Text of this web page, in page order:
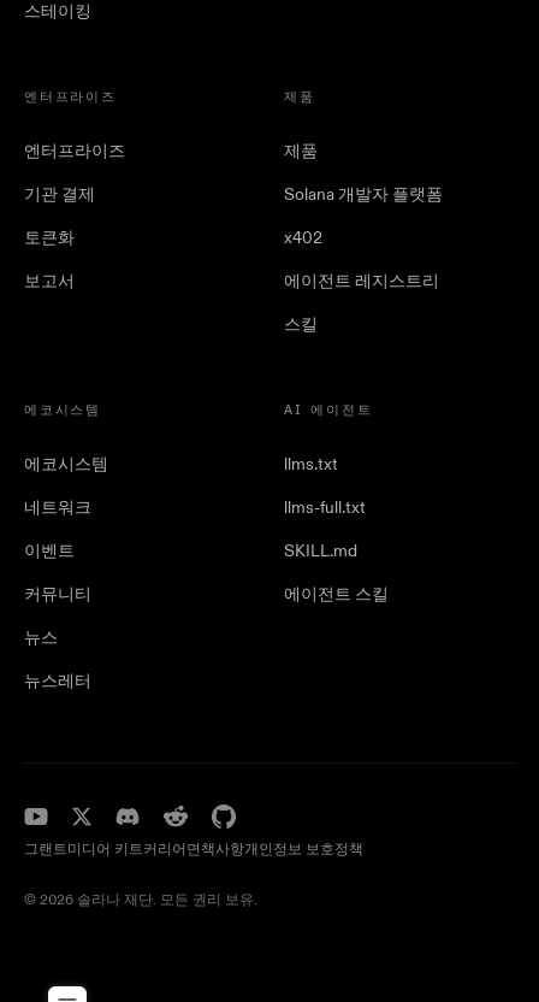
스테이킹
엔터프라이즈
엔터프라이즈
기관 결제
토큰화
보고서
제품
제품
Solana 개발자 플랫폼
x402
에이전트 레지스트리
스킬
에코시스템
에코시스템
네트워크
이벤트
커뮤니티
뉴스
뉴스레터
AI 에이전트
llms.txt
llms-full.txt
SKILL.md
에이전트 스킬
그랜트미디어 키트커리어 면책사항개인정보 보호정책
© 2026 솔라나 재단. 모든 권리 보유.